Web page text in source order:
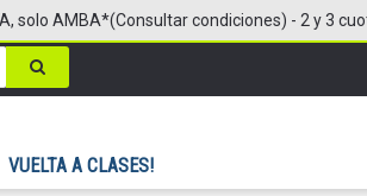
VUELTA A CLASES!
solo AMBA*(Consultar condiciones) - 2 y 3